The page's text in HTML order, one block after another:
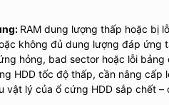
RAM dung lượng thấp hoặc bị
không đủ dung lượng đáp ứng
hỏng, bad sector hoặc lỗi bảng
HDD tốc độ thấp, cần nâng cấp
vật lý của ổ cứng HDD sắp chết –